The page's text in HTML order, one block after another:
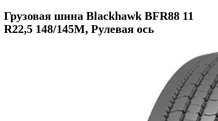
Грузовая шина Blackhawk BFR88 11
R22,5 148/145M, Рулевая ось